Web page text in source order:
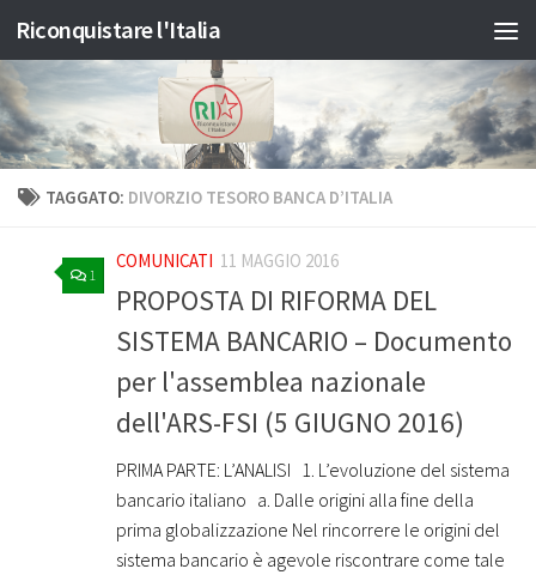
Salta al contenuto
Riconquistare l'Italia
TAGGATO: DIVORZIO TESORO BANCA D’ITALIA
1
COMUNICATI 11 MAGGIO 2016
PROPOSTA DI RIFORMA DEL
SISTEMA BANCARIO – Documento
per l'assemblea nazionale
dell'ARS-FSI (5 GIUGNO 2016)
PRIMA PARTE: L’ANALISI ­ ­ 1. L’evoluzione del sistema
bancario italiano ­ ­ a. Dalle origini alla fine della
prima globalizzazione Nel rincorrere le origini del
sistema bancario è agevole riscontrare come tale